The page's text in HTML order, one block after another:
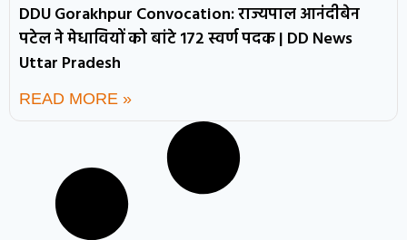
DDU Gorakhpur Convocation: राज्यपाल आनंदीबेन
पटेल ने मेधावियों को बांटे 172 स्वर्ण पदक | DD News
Uttar Pradesh
READ MORE »